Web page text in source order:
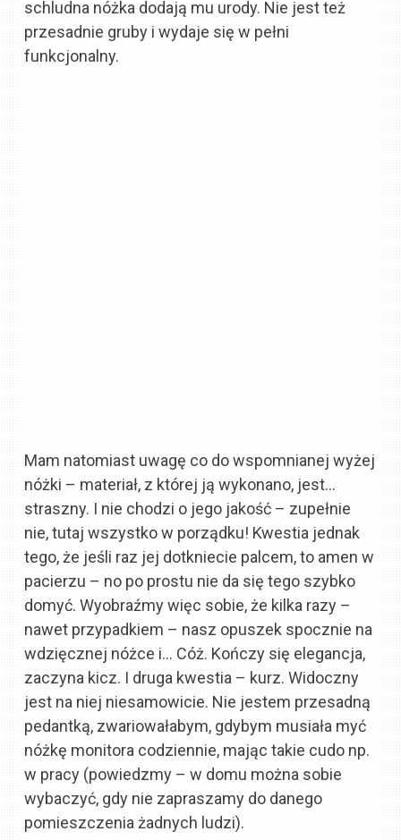
schludna nóżka dodają mu urody. Nie jest też
przesadnie gruby i wydaje się w pełni
funkcjonalny.
Mam natomiast uwagę co do wspomnianej wyżej
nóżki – materiał, z której ją wykonano, jest…
straszny. I nie chodzi o jego jakość – zupełnie
nie, tutaj wszystko w porządku! Kwestia jednak
tego, że jeśli raz jej dotkniecie palcem, to amen w
pacierzu – no po prostu nie da się tego szybko
domyć. Wyobraźmy więc sobie, że kilka razy –
nawet przypadkiem – nasz opuszek spocznie na
wdzięcznej nóżce i… Cóż. Kończy się elegancja,
zaczyna kicz. I druga kwestia – kurz. Widoczny
jest na niej niesamowicie. Nie jestem przesadną
pedantką, zwariowałabym, gdybym musiała myć
nóżkę monitora codziennie, mając takie cudo np.
w pracy (powiedzmy – w domu można sobie
wybaczyć, gdy nie zapraszamy do danego
pomieszczenia żadnych ludzi).